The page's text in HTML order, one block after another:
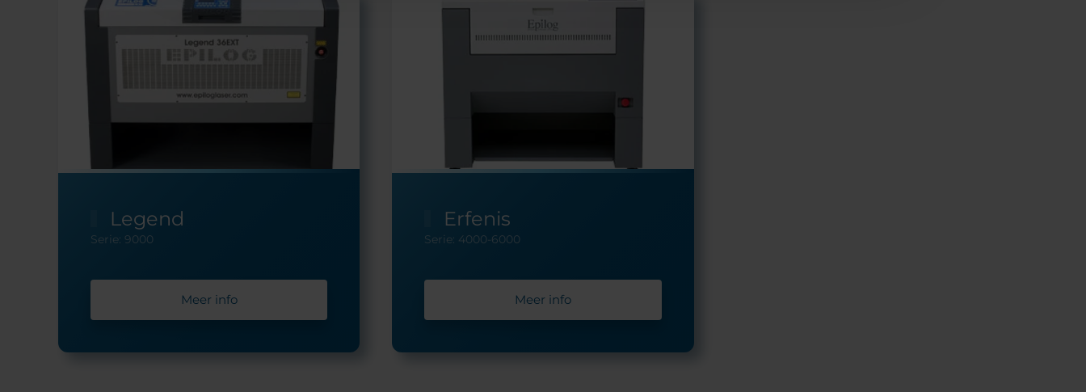
Legend
Serie: 9000
Meer info
Erfenis
Serie: 4000-6000
Meer info